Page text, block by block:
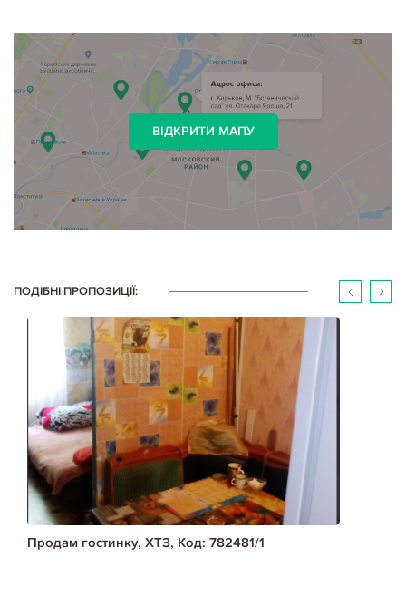
ВІДКРИТИ МАПУ
ПОДІБНІ ПРОПОЗИЦІЇ:
Продам гостинку, ХТЗ, Код: 782481/1